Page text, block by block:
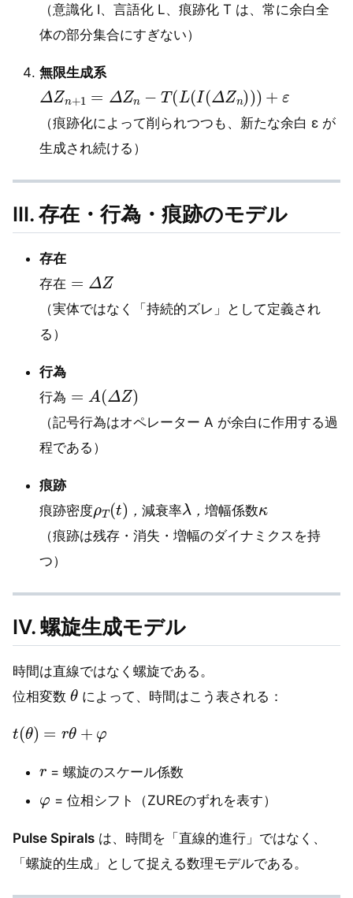
（意識化 I、言語化 L、痕跡化 T は、常に余白全
体の部分集合にすぎない）
無限生成系
Δ Zn Z n− L(I (ΔZn )) )+ε
（痕跡化によって削られつつも、新たな余白 ε が
生成され続ける）
Ⅲ. 存在・行為・痕跡のモデル
存在
在
存 在 Z
（実体ではなく「持続的ズレ」として定義され
る）
行為
為
行 為 ( Δ Z )
（記号行為はオペレーター A が余白に作用する過
程である）
痕跡
痕 跡 度 ， 減衰率 ，増 幅 係 数
痕 跡密 ρ T ) ，減 衰 率λ ， 増
幅 係数
（痕跡は残存・消失・増幅のダイナミクスを持
つ）
Ⅳ. 螺旋生成モデル
時間は直線ではなく螺旋である。
位相変数
θ
によって、時間はこう表される：
( θ) +
= 螺旋のスケール係数
= 位相シフト（ZUREのずれを表す）
Pulse Spirals は、時間を「直線的進行」ではなく、
「螺旋的生成」として捉える数理モデルである。